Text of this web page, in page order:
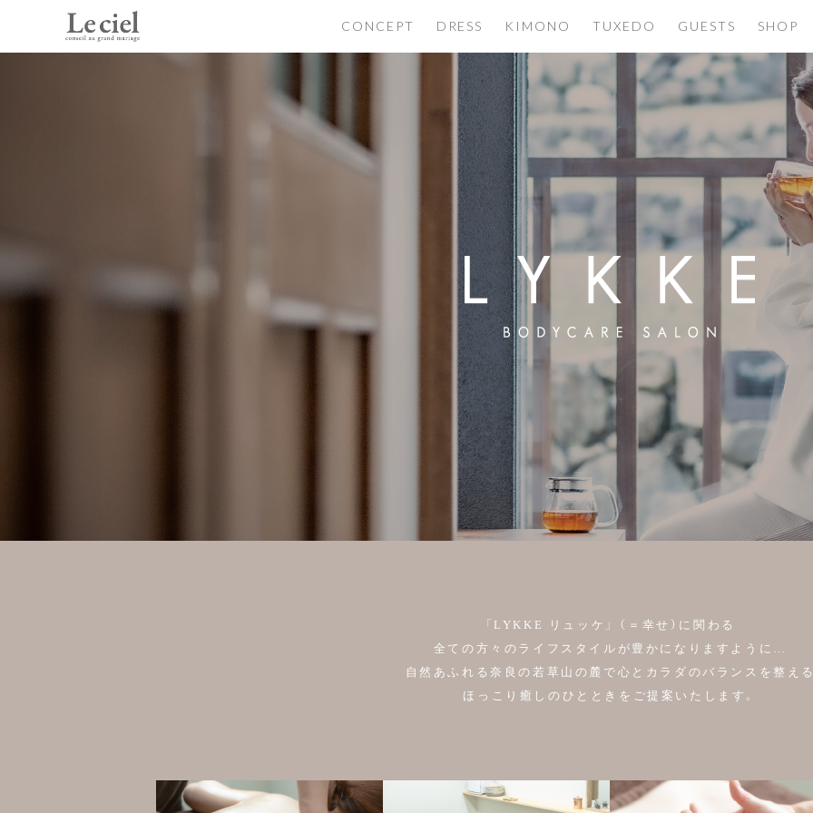
CONCEPT DRESS KIMONO TUXEDO GUESTS SHOP
「LYKKE リュッケ」 （＝幸せ）に関わる
全ての方々のライフスタイルが豊かになりますように…
自然あふれる奈良の若草山の麓で 心とカラダのバランスを整え
ほっこり癒しのひとときをご提案いたします。